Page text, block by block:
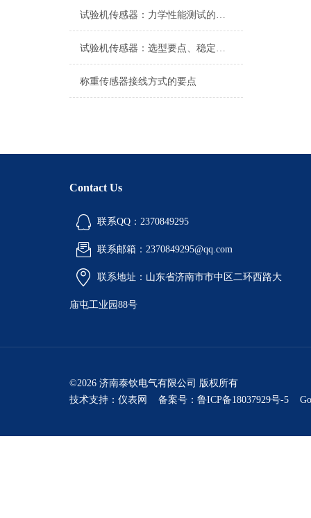
试验机传感器：力学性能测试的核心组件解析
试验机传感器：选型要点、稳定性及分类详解
称重传感器接线方式的要点
Contact Us
联系QQ：2370849295
联系邮箱：2370849295@qq.com
联系地址：山东省济南市市中区二环西路大
庙屯工业园88号
©2026 济南泰钦电气有限公司 版权所有
技术支持： 仪表网 备案号：鲁ICP备18037929号-5